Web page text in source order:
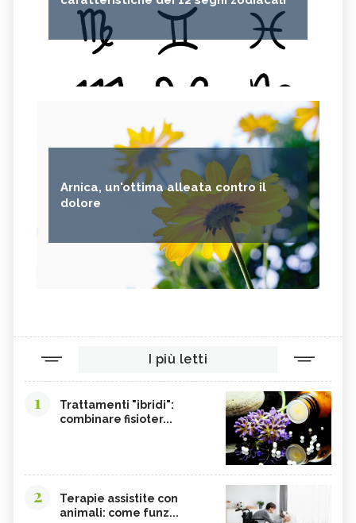
Arnica, un'ottima alleata contro il
dolore
I più letti
1
Trattamenti "ibridi":
combinare fisioter...
2
Terapie assistite con
animali: come funz...